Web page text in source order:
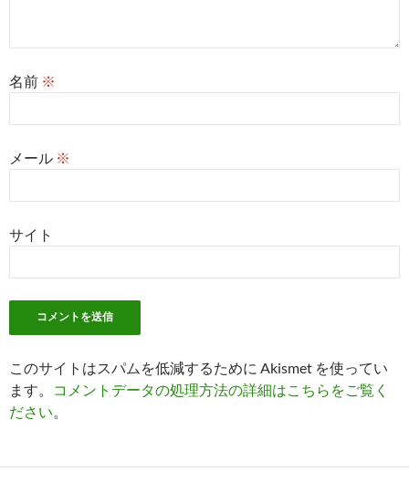
名前 ※
メール ※
サイト
このサイトはスパムを低減するために Akismet を使ってい
ます。
コメントデータの処理方法の詳細はこちらをご覧く
ださい。